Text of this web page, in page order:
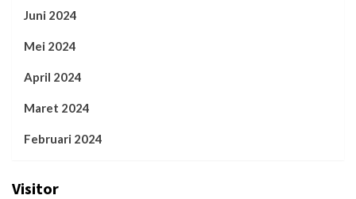
Juni 2024
Mei 2024
April 2024
Maret 2024
Februari 2024
Visitor